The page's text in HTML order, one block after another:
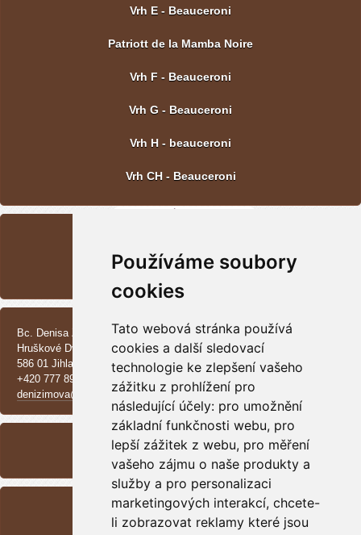
Používáme soubory
cookies
Tato webová stránka používá
cookies a další sledovací
technologie ke zlepšení vašeho
zážitku z prohlížení pro
následující účely: pro umožnění
základní funkčnosti webu, pro
lepší zážitek z webu, pro měření
vašeho zájmu o naše produkty a
služby a pro personalizaci
marketingových interakcí, chcete-
li zobrazovat reklamy které jsou
Vrh E - Beauceroni
Patriott de la Mamba Noire
Vrh F - Beauceroni
Vrh G - Beauceroni
Vrh H - beauceroni
Vrh CH - Beauceroni
Bc. Denisa Zimová
Hruškové Dvory 370 E
586 01 Jihlava
+420 777 890 137
denizimova@seznam.cz
ARCHIV
<< září / 2025 >>
RSS
Přehled zdrojů